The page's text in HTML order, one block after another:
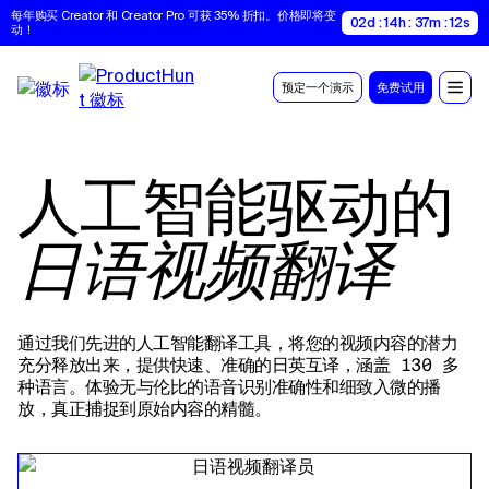
每年购买 Creator 和 Creator Pro 可获 35% 折扣。价格即将变
动！
02d : 14h : 37m : 11s
预定一个演示 免费试用
人工智能驱动的
日语视频翻译
通过我们先进的人工智能翻译工具，将您的视频内容的潜力
充分释放出来，提供快速、准确的日英互译，涵盖 130 多
种语言。体验无与伦比的语音识别准确性和细致入微的播
放，真正捕捉到原始内容的精髓。